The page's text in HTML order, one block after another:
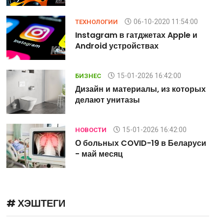
ТЕХНОЛОГИИ 06-10-2020 11:54:00
Instagram в гатджетах Apple и
Android устройствах
БИЗНЕС 15-01-2026 16:42:00
Дизайн и материалы, из которых
делают унитазы
НОВОСТИ 15-01-2026 16:42:00
О больных COVID-19 в Беларуси
- май месяц
# ХЭШТЕГИ